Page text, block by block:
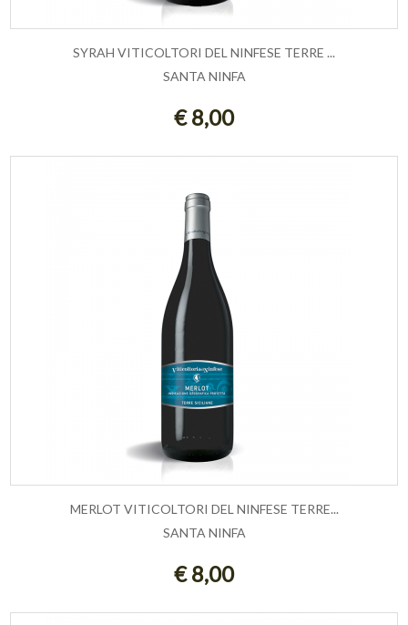
ESAURITO
SYRAH VITICOLTORI DEL NINFESE TERRE ...
SANTA NINFA
€ 8,00
ESAURITO
MERLOT VITICOLTORI DEL NINFESE TERRE...
SANTA NINFA
€ 8,00